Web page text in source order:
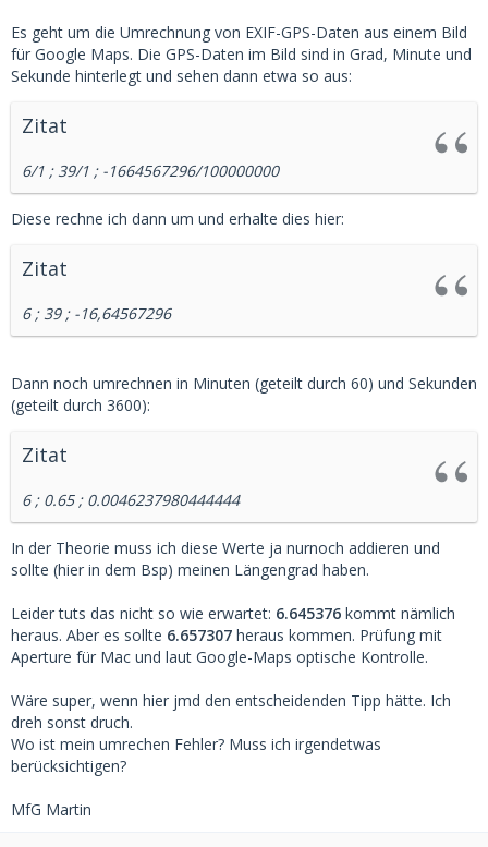
Es geht um die Umrechnung von EXIF-GPS-Daten aus einem Bild
für Google Maps. Die GPS-Daten im Bild sind in Grad, Minute und
Sekunde hinterlegt und sehen dann etwa so aus:
Zitat
6/1 ; 39/1 ; -1664567296/100000000
Diese rechne ich dann um und erhalte dies hier:
Zitat
6 ; 39 ; -16,64567296
Dann noch umrechnen in Minuten (geteilt durch 60) und Sekunden
(geteilt durch 3600):
Zitat
6 ; 0.65 ; 0.0046237980444444
In der Theorie muss ich diese Werte ja nurnoch addieren und
sollte (hier in dem Bsp) meinen Längengrad haben.
Leider tuts das nicht so wie erwartet: 6.645376 kommt nämlich
heraus. Aber es sollte 6.657307 heraus kommen. Prüfung mit
Aperture für Mac und laut Google-Maps optische Kontrolle.
Wäre super, wenn hier jmd den entscheidenden Tipp hätte. Ich
dreh sonst druch.
Wo ist mein umrechen Fehler? Muss ich irgendetwas
berücksichtigen?
MfG Martin